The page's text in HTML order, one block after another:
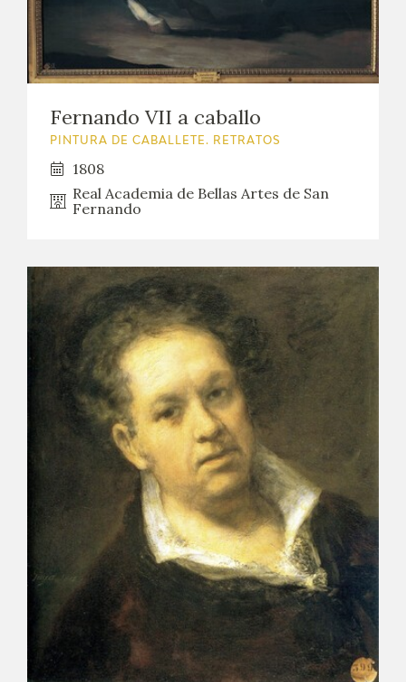
Fernando VII a caballo
PINTURA DE CABALLETE. RETRATOS
1808
Real Academia de Bellas Artes de San
Fernando